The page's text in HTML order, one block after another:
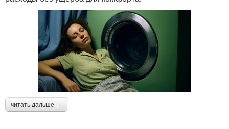
читать дальше →